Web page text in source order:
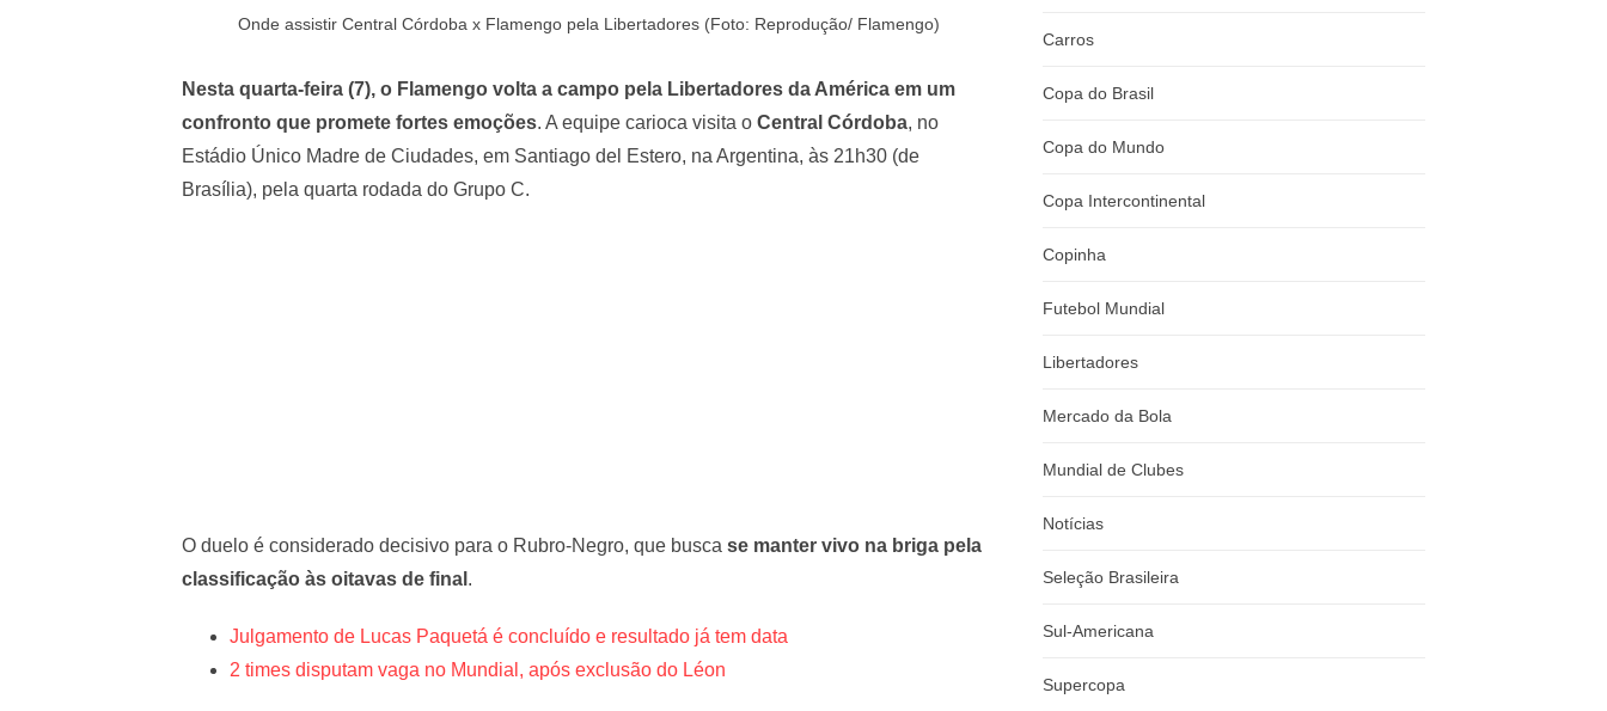
Onde assistir Central Córdoba x Flamengo pela Libertadores (Foto: Reprodução/ Flamengo)
Nesta quarta-feira (7), o Flamengo volta a campo pela Libertadores da América em um
confronto que promete fortes emoções. A equipe carioca visita o Central Córdoba, no
Estádio Único Madre de Ciudades, em Santiago del Estero, na Argentina, às 21h30 (de
Brasília), pela quarta rodada do Grupo C.
O duelo é considerado decisivo para o Rubro-Negro, que busca se manter vivo na briga pela
classificação às oitavas de final .
Julgamento de Lucas Paquetá é concluído e resultado já tem data
2 times disputam vaga no Mundial, após exclusão do Léon
Carros
Copa do Brasil
Copa do Mundo
Copa Intercontinental
Copinha
Futebol Mundial
Libertadores
Mercado da Bola
Mundial de Clubes
Notícias
Seleção Brasileira
Sul-Americana
Supercopa